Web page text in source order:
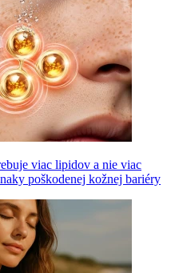
viac lipidov a nie viac
poškodenej kožnej bariéry